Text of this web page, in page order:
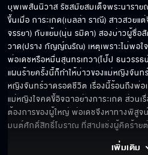
บุพเพสันนิวาส รัชสมัยสมเด็จพระนาราย
ขึ้นเมื่อ การะเกด(เบลล่า ราณี) สาวสวยแ
จรรยา) กับแย้ม(นุ่น รมิดา) สองบ่าวผู้ซื่อ
วาด(ปราง กัญญ์ณรัณ) เหตุเพราะไม่พอใ
พ่อเดชหรือหมื่นสุนทรเทวา(โป๊ป ธนวรร
แผนร้ายครั้งนี้ก็ทำให้บ่าวของแม่หญิงจัน
หญิงจันทร์วาดรอดชีวิต เรื่องนี้ร้อนถึงพ่อ
แม่หญิงใจคดขี้อิจฉาอย่างการะเกด ส่วน
ต้องการของผู้ใหญ่ พ่อเดชจึงหาทางพิสู
มนต์ศักดิ์สิทธิ์โบราณ ที่สาปแช่งผู้คิดร้าย
เพิ่มเติม